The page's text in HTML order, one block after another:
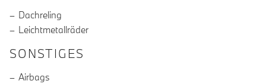
Dachreling
Leichtmetallräder
SONSTIGES
Airbags